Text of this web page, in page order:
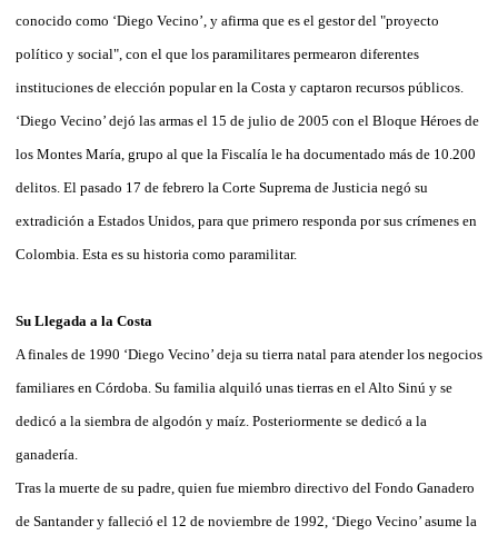
conocido como ‘Diego Vecino’, y afirma que es el gestor del "proyecto
político y social", con el que los paramilitares permearon diferentes
instituciones de elección popular en la Costa y captaron recursos públicos.
‘Diego Vecino’ dejó las armas el 15 de julio de 2005 con el Bloque Héroes de
los Montes María, grupo al que la Fiscalía le ha documentado más de 10.200
delitos. El pasado 17 de febrero la Corte Suprema de Justicia negó su
extradición a Estados Unidos, para que primero responda por sus crímenes en
Colombia. Esta es su historia como paramilitar.
Su Llegada a la Costa
A finales de 1990 ‘Diego Vecino’ deja su tierra natal para atender los negocios
familiares en Córdoba. Su familia alquiló unas tierras en el Alto Sinú y se
dedicó a la siembra de algodón y maíz. Posteriormente se dedicó a la
ganadería.
Tras la muerte de su padre, quien fue miembro directivo del Fondo Ganadero
de Santander y falleció el 12 de noviembre de 1992, ‘Diego Vecino’ asume la